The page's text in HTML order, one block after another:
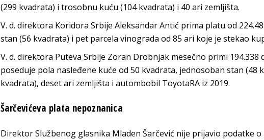
(299 kvadrata) i trosobnu kuću (104 kvadrata) i 40 ari zemljišta.
V. d. direktora Koridora Srbije Aleksandar Antić prima platu od
stan (56 kvadrata) i pet parcela vinograda od 85 ari koje je stekao
V. d. direktora Puteva Srbije Zoran Drobnjak mesečno primi
poseduje pola nasleđene kuće od 50 kvadrata, jednosoban stan (48
kvadrata), deset ari zemljišta i autombobil ToyotaRA iz 2019.
Šarčevićeva plata nepoznanica
Direktor Službenog glasnika Mladen Šarčević nije prijavio podatke